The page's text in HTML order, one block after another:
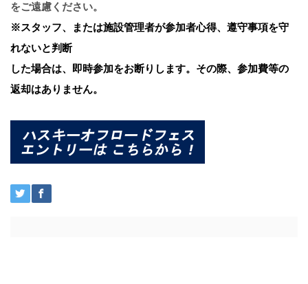
をご遠慮ください。
※スタッフ、または施設管理者が参加者心得、遵守事項を守
れないと判断
した場合は、即時参加をお断りします。その際、参加費等の
返却はありません。